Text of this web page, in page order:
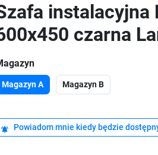
instalacyjna
czarna
Magazyn A Magazyn B
notifications_active Powiadom mnie kiedy będzie